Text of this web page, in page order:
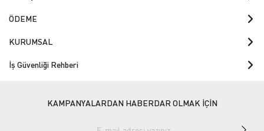
ÖDEME
KURUMSAL
İş Güvenliği Rehberi
KAMPANYALARDAN HABERDAR OLMAK İÇİN